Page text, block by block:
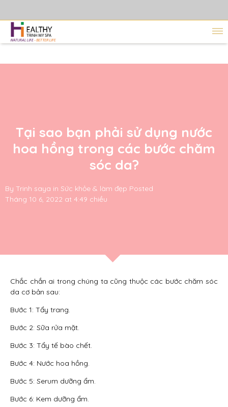
Tại sao bạn phải sử dụng nước
hoa hồng trong các bước chăm
sóc da?
By Trinh saya in Sức khỏe & làm đẹp Posted
Tháng 10 6, 2022 at 4:49 chiều
Chắc chắn ai trong chúng ta cũng thuộc các bước chăm sóc
da cơ bản sau:
Bước 1: Tẩy trang.
Bước 2: Sữa rửa mặt.
Bước 3: Tẩy tế bào chết.
Bước 4: Nước hoa hồng.
Bước 5: Serum dưỡng ẩm.
Bước 6: Kem dưỡng ẩm.